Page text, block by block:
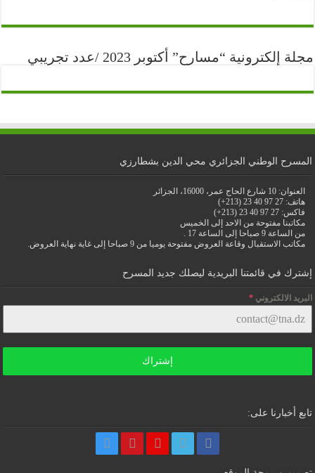
مجلة إلكترونية “مسارح” أكتوبر 2023 /عدد تجريبي
المسرح الوطني الجزائري محي الدين بشطارزي
العنوان: 10 شارع الحاج عمر، 16000، الجزائر
هاتف: 27 97 40 23 (213+)
فاكس: 27 97 40 23 (213+)
مكاتبنا مفتوحة من الاحد إلى الخميس
من الساعة 9 صباحا إلى الساعة 17 .
مكاتب الاستقبال وقاعة العروض مفتوحة يوميا من 9 صباحا إلى غاية نهاية العروض.
إشترك في قائمتنا البريدية ليصلك جديد المسرح
البريد الالكتروني*
إشتراك
تابع أخبارنا على: